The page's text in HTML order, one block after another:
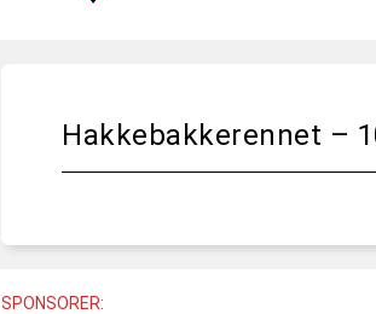
Hakkebakkerennet –
SPONSORER: